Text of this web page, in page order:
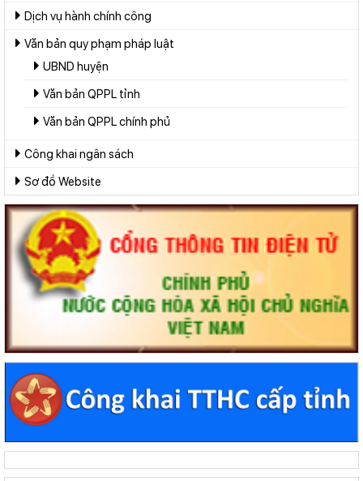
Dịch vụ hành chính công
Văn bản quy phạm pháp luật
UBND huyện
Văn bản QPPL tỉnh
Văn bản QPPL chính phủ
Công khai ngân sách
Sơ đồ Website